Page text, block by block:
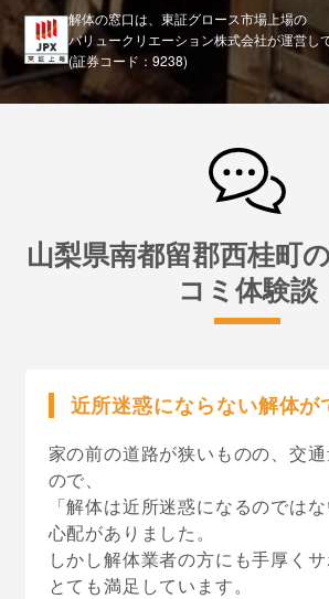
解体の窓口は、東証グロース市場上場の
バリュークリエーション株式会社が運営し
(証券コード：9238)
山梨県南都留郡西桂町
コミ体験談
近所迷惑にならない解体が
家の前の道路が狭いものの、交
ので、
「解体は近所迷惑になるのでは
心配がありました。
しかし解体業者の方にも手厚くサ
とても満足しています。